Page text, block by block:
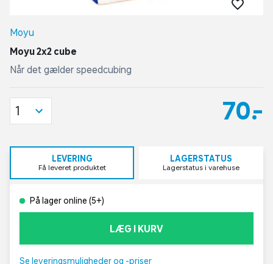
Moyu
Moyu 2x2 cube
Når det gælder speedcubing
70,-
1
LEVERING
Få leveret produktet
LAGERSTATUS
Lagerstatus i varehuse
På lager online (5+)
LÆG I KURV
Se leveringsmuligheder og -priser